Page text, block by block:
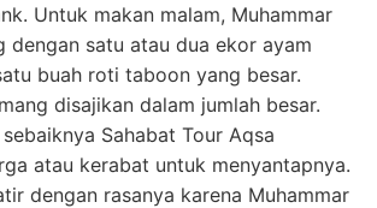
Untuk makan malam, Muhammar
dengan satu atau dua ekor ayam
buah roti taboon yang besar.
disajikan dalam jumlah besar.
Sahabat Tour Aqsa
atau kerabat untuk menyantapnya.
dengan rasanya karena Muhammar